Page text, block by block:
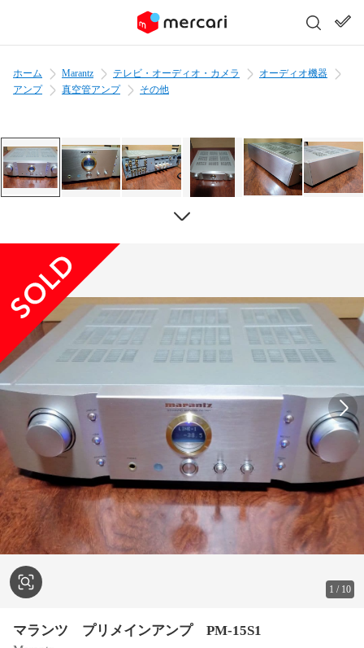
ホーム Marantz テレビ・オーディオ・カメラ
オーディオ機器
アンプ
真空管アンプ その他
1 / 10
マランツ プリメインアンプ PM-15S1